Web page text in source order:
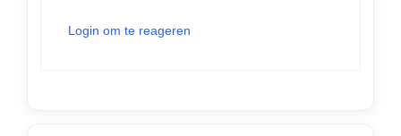
Login om te reageren